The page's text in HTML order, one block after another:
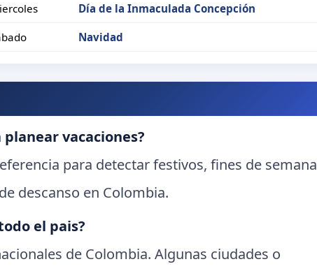
Día de la Inmaculada Concepción
Navidad
vacaciones?
para detectar festivos, fines de semana
descanso en Colombia.
el pais?
de Colombia. Algunas ciudades o